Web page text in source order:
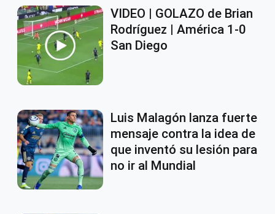
VIDEO | GOLAZO de Brian
Rodríguez | América 1-0
San Diego
Luis Malagón lanza fuerte
mensaje contra la idea de
que inventó su lesión para
no ir al Mundial